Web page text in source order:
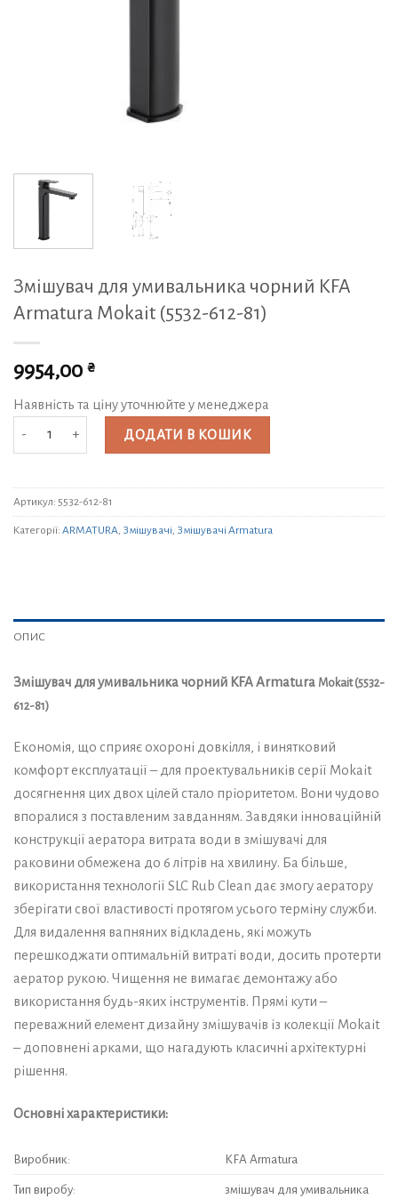
Змішувач для умивальника чорний KFA
Armatura Mokait (5532-612-81)
9954,00 ₴
Наявність та ціну уточнюйте у менеджера
ДОДАТИ В КОШИК
Артикул: 5532-612-81
Категорії: ARMATURA, Змішувачі, Змішувачі Armatura
ОПИС
Змішувач для умивальника чорний KFA Armatura Mokait(5532-
612-81)
Економія, що сприяє охороні довкілля, і винятковий
комфорт експлуатації – для проектувальників серії Mokait
досягнення цих двох цілей стало пріоритетом. Вони чудово
впоралися з поставленим завданням. Завдяки інноваційній
конструкції аератора витрата води в змішувачі для
раковини обмежена до 6 літрів на хвилину. Ба більше,
використання технології SLC Rub Clean дає змогу аератору
зберігати свої властивості протягом усього терміну служби.
Для видалення вапняних відкладень, які можуть
перешкоджати оптимальній витраті води, досить протерти
аератор рукою. Чищення не вимагає демонтажу або
використання будь-яких інструментів. Прямі кути –
переважний елемент дизайну змішувачів із колекції Mokait
– доповнені арками, що нагадують класичні архітектурні
рішення.
Основні характеристики:
Виробник: KFA Armatura
Тип виробу: змішувач для умивальника